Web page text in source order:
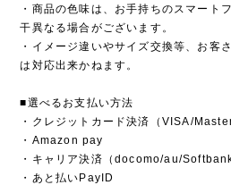
・商品の色味は、お手持ちのスマート
干異なる場合がございます。
・イメージ違いやサイズ交換等、お客
は対応出来かねます。
■選べるお支払い方法
・クレジットカード決済（VISA/
・Amazon pay
・キャリア決済（docomo/au/
・あと払いPayID